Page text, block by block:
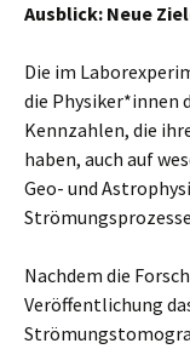
Ausblick: Neue
Die im
die Physiker*innen
Kennzahlen, die
haben, auch auf
Geo- und
Nachdem die
Veröffentlichung